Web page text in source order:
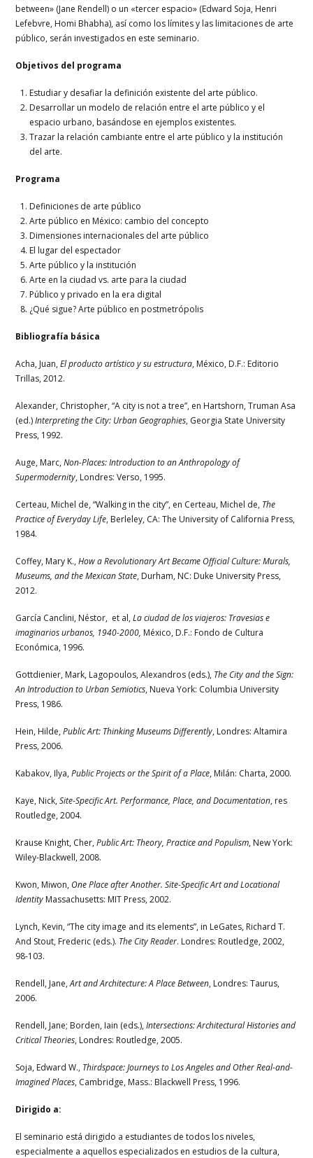
between» (Jane Rendell) o un «tercer espacio» (Edward Soja, Henri
Lefebvre, Homi Bhabha), así como los límites y las limitaciones de arte
público, serán investigados en este seminario.
Objetivos del programa
Estudiar y desafiar la definición existente del arte público.
Desarrollar un modelo de relación entre el arte público y el
espacio urbano, basándose en ejemplos existentes.
Trazar la relación cambiante entre el arte público y la institución
del arte.
Programa
Definiciones de arte público
Arte público en México: cambio del concepto
Dimensiones internacionales del arte público
El lugar del espectador
Arte público y la institución
Arte en la ciudad vs. arte para la ciudad
Público y privado en la era digital
¿Qué sigue? Arte público en postmetrópolis
Bibliografía básica
Acha, Juan,El producto artístico y su estructura, México, D.F.: Editorio
Trillas, 2012.
Alexander, Christopher, “A city is not a tree”, en Hartshorn, Truman Asa
(ed.)Interpreting the City: Urban Geographies, Georgia State University
Press, 1992.
Auge, Marc,Non-Places: Introduction to an Anthropology of
Supermodernity, Londres: Verso, 1995.
Certeau, Michel de, “Walking in the city”, en Certeau, Michel de, The
Practice of Everyday Life, Berleley, CA: The University of California Press,
1984.
Coffey, Mary K.,How a Revolutionary Art Became Official Culture: Murals,
Museums, and the Mexican State, Durham, NC: Duke University Press,
2012.
García Canclini, Néstor, et al,La ciudad de los viajeros: Travesias e
imaginarios urbanos, 1940-2000, México, D.F.: Fondo de Cultura
Económica, 1996.
Gottdienier, Mark, Lagopoulos, Alexandros (eds.), The City and the Sign:
An Introduction to Urban Semiotics, Nueva York: Columbia University
Press, 1986.
Hein, Hilde,Public Art: Thinking Museums Differently, Londres: Altamira
Press, 2006.
Kabakov, Ilya,Public Projects or the Spirit of a Place, Milán: Charta, 2000.
Kaye, Nick,Site-Specific Art. Performance, Place, and Documentation, res
Routledge, 2004.
Krause Knight, Cher,Public Art: Theory, Practice and Populism, New York:
Wiley-Blackwell, 2008.
Kwon, Miwon,One Place after Another. Site-Specific Art and Locational
Identity Massachusetts: MIT Press, 2002.
Lynch, Kevin, “The city image and its elements”, in LeGates, Richard T.
And Stout, Frederic (eds.). The City Reader. Londres: Routledge, 2002,
98-103.
Rendell, Jane,Art and Architecture: A Place Between, Londres: Taurus,
2006.
Rendell, Jane; Borden, Iain (eds.),Intersections: Architectural Histories and
Critical Theories, Londres: Routledge, 2005.
Soja, Edward W., Thirdspace: Journeys to Los Angeles and Other Real-and-
ImaginedPlaces, Cambridge, Mass.: Blackwell Press, 1996.
Dirigido a:
El seminario está dirigido a estudiantes de todos los niveles,
especialmente a aquellos especializados en estudios de la cultura,